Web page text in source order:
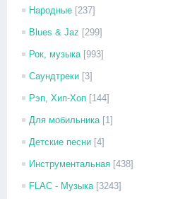
Народные [237]
Blues & Jaz [299]
Рок, музыка [993]
Саундтреки [3]
Рэп, Хип-Хоп [144]
Для мобильника [1]
Детские песни [4]
Инструментальная [438]
FLAC - Музыка [3243]